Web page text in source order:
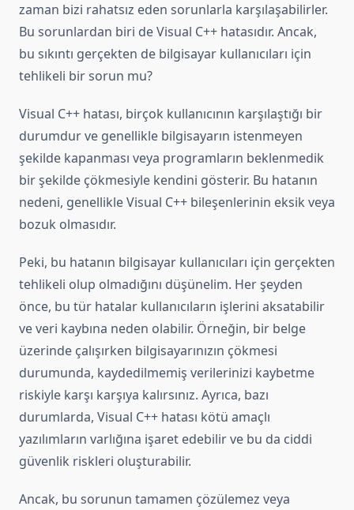
zaman bizi rahatsız eden sorunlarla karşılaşabilirler.
Bu sorunlardan biri de Visual C++ hatasıdır. Ancak,
bu sıkıntı gerçekten de bilgisayar kullanıcıları için
tehlikeli bir sorun mu?
Visual C++ hatası, birçok kullanıcının karşılaştığı bir
durumdur ve genellikle bilgisayarın istenmeyen
şekilde kapanması veya programların beklenmedik
bir şekilde çökmesiyle kendini gösterir. Bu hatanın
nedeni, genellikle Visual C++ bileşenlerinin eksik veya
bozuk olmasıdır.
Peki, bu hatanın bilgisayar kullanıcıları için gerçekten
tehlikeli olup olmadığını düşünelim. Her şeyden
önce, bu tür hatalar kullanıcıların işlerini aksatabilir
ve veri kaybına neden olabilir. Örneğin, bir belge
üzerinde çalışırken bilgisayarınızın çökmesi
durumunda, kaydedilmemiş verilerinizi kaybetme
riskiyle karşı karşıya kalırsınız. Ayrıca, bazı
durumlarda, Visual C++ hatası kötü amaçlı
yazılımların varlığına işaret edebilir ve bu da ciddi
güvenlik riskleri oluşturabilir.
Ancak, bu sorunun tamamen çözülemez veya